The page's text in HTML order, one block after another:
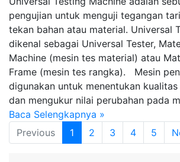
pengujian untuk menguji tegangan
tekan bahan atau material. Universal
dikenal sebagai Universal Tester,
Machine (mesin tes material) atau
Frame (mesin tes rangka). Mesin
digunakan untuk menentukan
dan mengukur nilai perubahan pada
Baca Selengkapnya »
Previous
1 2 3 4 5